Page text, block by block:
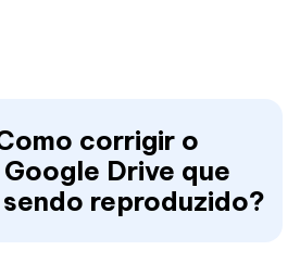
corrigir o
Drive que
reproduzido?